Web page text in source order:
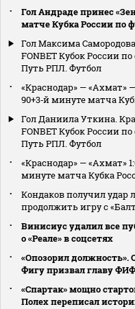
Гол Андраде принес
матче Кубка России по
Гол Максима
FONBET Кубок России по
Путь РПЛ. Футбол
«Краснодар» — «Ахмат»
90+3‑й минуте матча
Гол Даниила Уткина.
FONBET Кубок России по
Путь РПЛ. Футбол
«Краснодар» — «Ахмат»
минуте матча Кубка
Кондаков получил удар
продолжить игру с
Винисиус удалил все
о «Реале» в соцсетях
«Опозорил должность».
Фигу призвал главу
«Спартак» мощно
Полех переписал